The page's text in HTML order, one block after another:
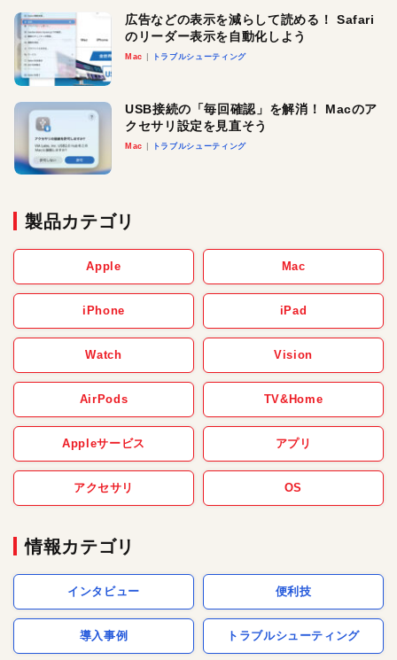
広告などの表示を減らして読める！ Safari
のリーダー表示を自動化しよう
Mac トラブルシューティング
USB接続の「毎回確認」を解消！ Macのア
クセサリ設定を見直そう
Mac トラブルシューティング
製品カテゴリ
Apple Mac
iPhone iPad
Watch Vision
AirPods TV&Home
Appleサービス アプリ
アクセサリ OS
情報カテゴリ
インタビュー 便利技
導入事例 トラブルシューティング